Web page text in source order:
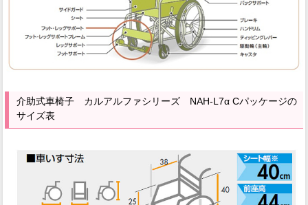
介助式車椅子 カルアルファシリーズ NAH-L7α Cパッケージの
サイズ表